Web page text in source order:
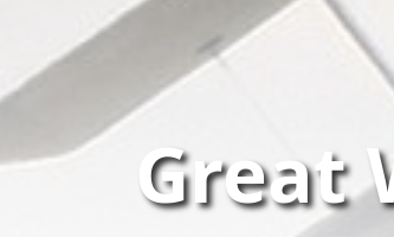
Great